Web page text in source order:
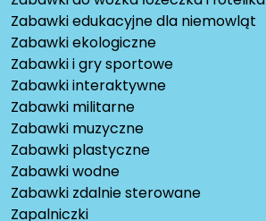
Zabawki edukacyjne dla niemowląt
Zabawki ekologiczne
Zabawki i gry sportowe
Zabawki interaktywne
Zabawki militarne
Zabawki muzyczne
Zabawki plastyczne
Zabawki wodne
Zabawki zdalnie sterowane
Zapalniczki